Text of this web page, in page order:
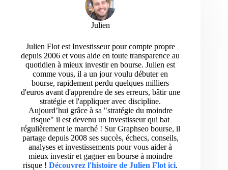
Julien
Julien Flot est Investisseur pour compte propre
depuis 2006 et vous aide en toute transparence au
quotidien à mieux investir en bourse. Julien est
comme vous, il a un jour voulu débuter en
bourse, rapidement perdu quelques milliers
d'euros avant d'apprendre de ses erreurs, bâtir une
stratégie et l'appliquer avec discipline.
Aujourd’hui grâce à sa "stratégie du moindre
risque" il est devenu un investisseur qui bat
régulièrement le marché ! Sur Graphseo bourse, il
partage depuis 2008 ses succès, échecs, conseils,
analyses et investissements pour vous aider à
mieux investir et gagner en bourse à moindre
risque ! Découvrez l'histoire de Julien Flot ici.